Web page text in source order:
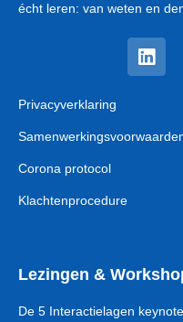
écht leren: van weten en
Privacyverklaring
Corona protocol
Klachtenprocedure
Lezingen &
De 5 Interactielagen keynote